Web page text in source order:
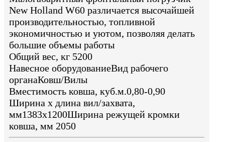
New Holland W60 различается высочайшей
производительностью, топливной
экономичностью и уютом, позволяя делать
большие объемы работы
Общий вес, кг 5200
Навесное оборудованиеВид рабочего
органаКовш/Вилы
Вместимость ковша, куб.м.0,80-0,90
Ширина х длина вил/захвата,
мм1383x1200Ширина режущей кромки
ковша, мм 2050